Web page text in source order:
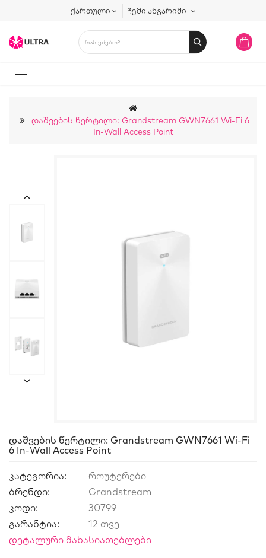
ქართული ჩემი ანგარიში
Დაშვების Წერტილი: Grandstream GWN7661 Wi-Fi 6
In-Wall Access Point
Დაშვების Წერტილი: Grandstream GWN7661 Wi-Fi
6 In-Wall Access Point
კატეგორია:
როუტერები
ბრენდი:
Grandstream
კოდი:
30799
გარანტია:
12 თვე
დეტალური მახასიათებლები